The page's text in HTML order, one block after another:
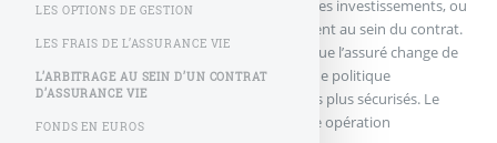
Un arbitrage permet de modifier la nature des investissements, ou
plus précisément, de les répartir différemment au sein du contrat.
Un arbitrage peut ainsi être nécessaire lorsque l’assuré change de
projet, et décide par exemple de passer d’une politique
d’investissement offensive à des placements plus sécurisés. Le
transfert de plusieurs fonds dans une même opération
LES OPTIONS DE GESTION
LES FRAIS DE L’ASSURANCE VIE
L’ARBITRAGE AU SEIN D’UN CONTRAT
D’ASSURANCE VIE
FONDS EN EUROS